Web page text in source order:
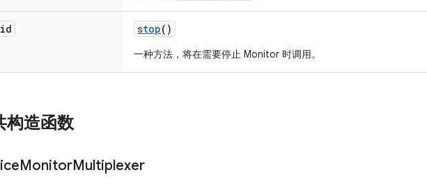
stop()
一种方法，将在需要停止 Monitor 时调用。
构造函数
MonitorMultiplexer